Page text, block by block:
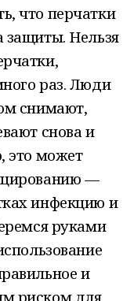
что перчатки
защиты. Нельзя
раз. Люди
снимают,
снова и
это может
—
инфекцию и
руками
и
риском для